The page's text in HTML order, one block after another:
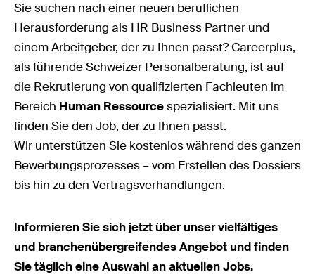
Sie suchen nach einer neuen beruflichen
Herausforderung als HR Business Partner und
einem Arbeitgeber, der zu Ihnen passt? Careerplus,
als führende Schweizer Personalberatung, ist auf
die Rekrutierung von qualifizierten Fachleuten im
Bereich Human Ressourcespezialisiert. Mit uns
finden Sie den Job, der zu Ihnen passt.
Wir unterstützen Sie kostenlos während des ganzen
Bewerbungsprozesses – vom Erstellen des Dossiers
bis hin zu den Vertragsverhandlungen.
Informieren Sie sich jetzt über unser vielfältiges
und branchenübergreifendes Angebot und finden
Sie täglich eine Auswahl an aktuellen Jobs.